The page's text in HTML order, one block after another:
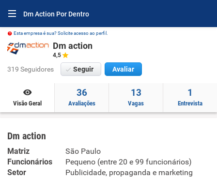
Dm Action Por Dentro
Esta empresa é sua? Solicite acesso ao perfil.
Dm action
4,5
319 Seguidores Seguir Avaliar
Visão Geral
36
Avaliações
13
Vagas
1
Entrevista
Dm action
Matriz
São Paulo
Funcionários
Pequeno (entre 20 e 99 funcionários)
Setor
Publicidade, propaganda e marketing